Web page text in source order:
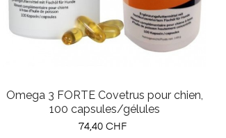
Omega 3 FORTE Covetrus pour chien,
100 capsules/gélules
Prix
74,40 CHF